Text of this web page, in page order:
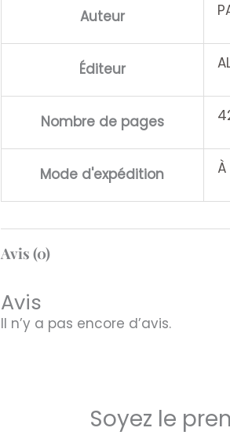
Auteur
Éditeur
Nombre de pages
Mode d'expédition
Avis (0)
Avis
Il n’y a pas encore d’avis.
Soyez le